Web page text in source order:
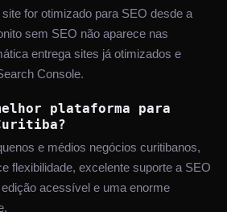
for otimizado para SEO desde a
sem SEO não aparece nas
entrega sites já otimizados e
Console.
plataforma para
e médios negócios curitibanos,
flexibilidade, excelente suporte a SEO
acessível e uma enorme